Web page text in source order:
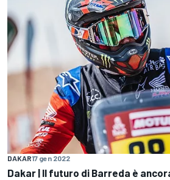
DAKAR17 gen 2022
Dakar | Il futuro di Barreda è